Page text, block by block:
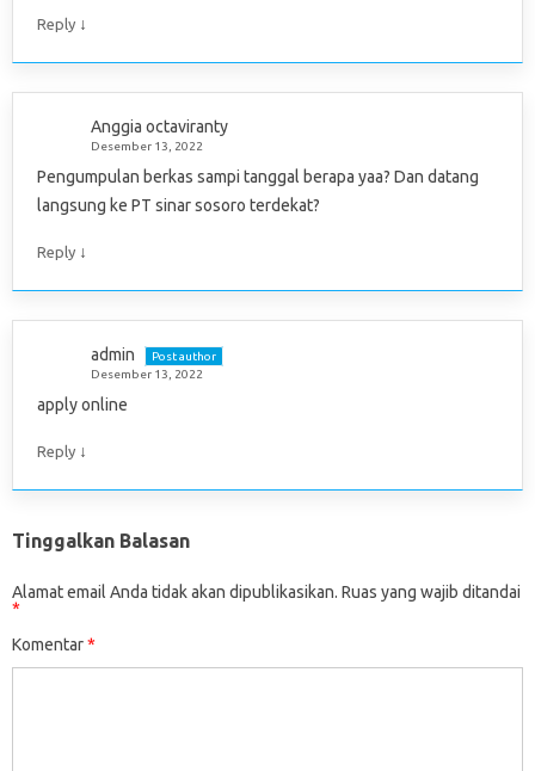
Reply ↓
Anggia octaviranty
Desember 13, 2022
Pengumpulan berkas sampi tanggal berapa yaa? Dan datang
langsung ke PT sinar sosoro terdekat?
Reply ↓
admin
Post author
Desember 13, 2022
apply online
Reply ↓
Tinggalkan Balasan
Alamat email Anda tidak akan dipublikasikan. Ruas yang wajib ditandai
*
Komentar*